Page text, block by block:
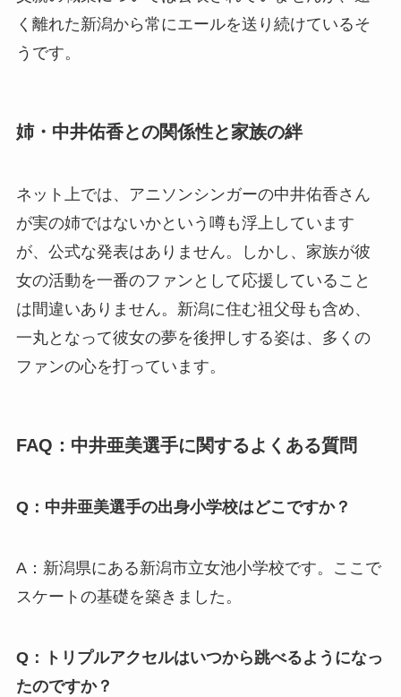
く離れた新潟から常にエールを送り続けているそ
うです。
姉・中井佑香との関係性と家族の絆
ネット上では、アニソンシンガーの中井佑香さん
が実の姉ではないかという噂も浮上しています
が、公式な発表はありません。しかし、家族が彼
女の活動を一番のファンとして応援していること
は間違いありません。新潟に住む祖父母も含め、
一丸となって彼女の夢を後押しする姿は、多くの
ファンの心を打っています。
FAQ：中井亜美選手に関するよくある質問
Q：中井亜美選手の出身小学校はどこですか？
A：新潟県にある新潟市立女池小学校です。ここで
スケートの基礎を築きました。
Q：トリプルアクセルはいつから跳べるようになっ
たのですか？